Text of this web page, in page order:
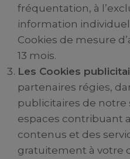
fréquentation, à
information
Cookies de mesure
13 mois.
Les Cookies
partenaires régies,
publicitaires de notre
espaces contribuant
contenus et des
gratuitement à votre